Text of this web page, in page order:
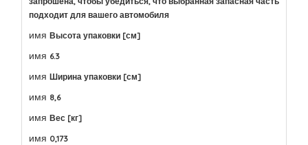
подходит для вашего автомобиля
имя Высота упаковки [см]
имя 6.3
имя Ширина упаковки [см]
имя 8,6
имя Вес [кг]
имя 0,173